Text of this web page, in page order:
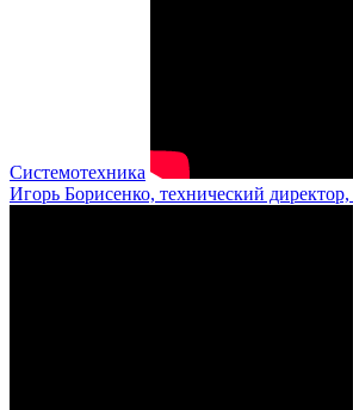
Системотехника
Игорь Борисенко, технический